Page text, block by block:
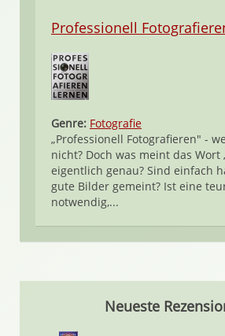
Professionell
Genre: Fotografie
„Professionell Fotografieren" -
nicht? Doch was meint das Wort
eigentlich genau? Sind einfach
gute Bilder gemeint? Ist eine
notwendig,...
Neueste